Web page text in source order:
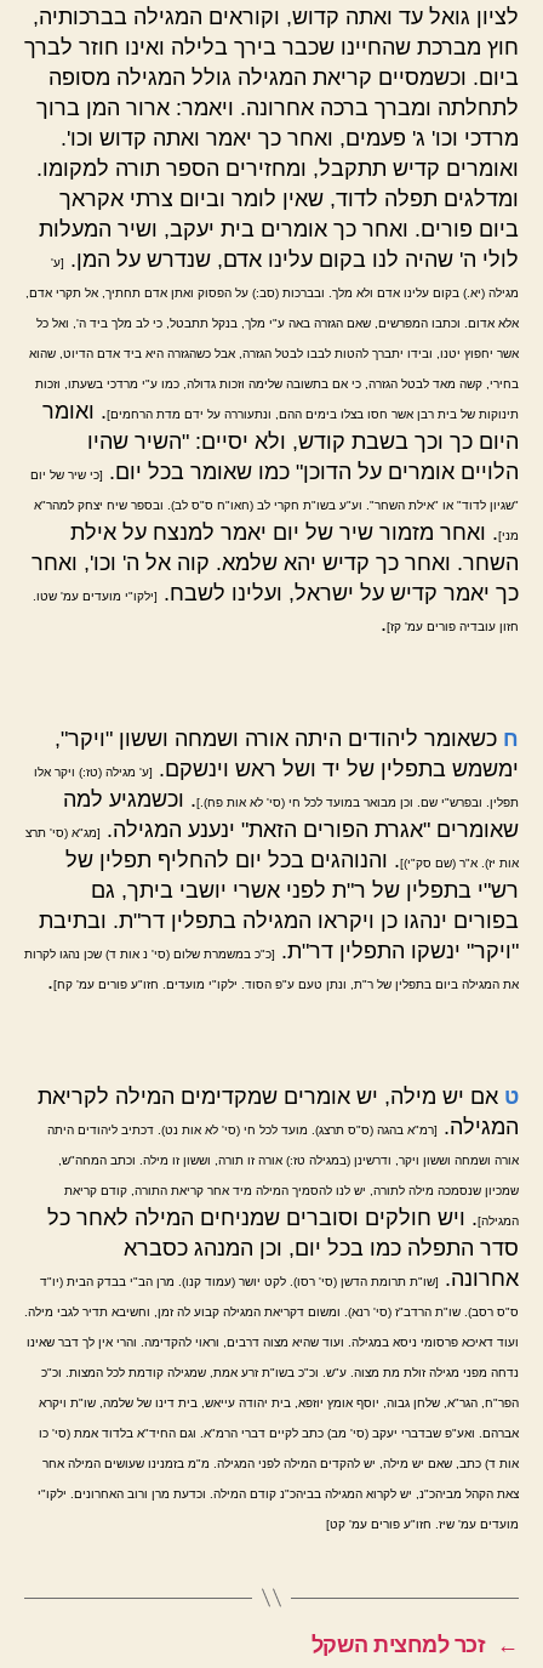
לציון גואל עד ואתה קדוש, וקוראים המגילה בברכותיה,
חוץ מברכת שהחיינו שכבר בירך בלילה ואינו חוזר לברך
ביום. וכשמסיים קריאת המגילה גולל המגילה מסופה
לתחלתה ומברך ברכה אחרונה. ויאמר: ארור המן ברוך
מרדכי וכו' ג' פעמים, ואחר כך יאמר ואתה קדוש וכו'.
ואומרים קדיש תתקבל, ומחזירים הספר תורה למקומו.
ומדלגים תפלה לדוד, שאין לומר וביום צרתי אקראך
ביום פורים. ואחר כך אומרים בית יעקב, ושיר המעלות
לולי ה' שהיה לנו בקום עלינו אדם, שנדרש על המן.
[ע'
מגילה (יא.) בקום עלינו אדם ולא מלך. ובברכות (סב:) על הפסוק ואתן אדם תחתיך, אל תקרי אדם,
אלא אדום. וכתבו המפרשים, שאם הגזרה באה ע"י מלך, בנקל תתבטל, כי לב מלך ביד ה', ואל כל
אשר יחפוץ יטנו, ובידו יתברך להטות לבבו לבטל הגזרה, אבל כשהגזרה היא ביד אדם הדיוט, שהוא
בחירי, קשה מאד לבטל הגזרה, כי אם בתשובה שלימה וזכות גדולה, כמו ע"י מרדכי בשעתו, וזכות
תינוקות של בית רבן אשר חסו בצלו בימים ההם, ונתעוררה על ידם מדת הרחמים]. ואומר
היום כך וכך בשבת קודש, ולא יסיים: "השיר שהיו
הלויים אומרים על הדוכן" כמו שאומר בכל יום.
[כי שיר של יום
"שגיון לדוד" או "אילת השחר". וע"ע בשו"ת חקרי לב (חאו"ח ס"ס לב). ובספר שיח יצחק למהר"א
מני]. ואחר מזמור שיר של יום יאמר למנצח על אילת
השחר. ואחר כך קדיש יהא שלמא. קוה אל ה' וכו', ואחר
כך יאמר קדיש על ישראל, ועלינו לשבח.
[ילקו"י מועדים עמ' שטו.
חזון עובדיה פורים עמ' קז].
ח כשאומר ליהודים היתה אורה ושמחה וששון "ויקר",
ימשמש בתפלין של יד ושל ראש וינשקם.
[ע' מגילה (טז:) ויקר אלו
תפלין. ובפרש"י שם. וכן מבואר במועד לכל חי (סי' לא אות פח).]. וכשמגיע למה
שאומרים "אגרת הפורים הזאת" ינענע המגילה.
[מג"א (סי' תרצ
אות יז). א"ר (שם סק"י)]. והנוהגים בכל יום להחליף תפלין של
רש"י בתפלין של ר"ת לפני אשרי יושבי ביתך, גם
בפורים ינהגו כן ויקראו המגילה בתפלין דר"ת. ובתיבת
"ויקר" ינשקו התפלין דר"ת.
[כ"כ במשמרת שלום (סי' נ אות ד) שכן נהגו לקרות
את המגילה ביום בתפלין של ר"ת, ונתן טעם ע"פ הסוד. ילקו"י מועדים. חזו"ע פורים עמ' קח].
ט אם יש מילה, יש אומרים שמקדימים המילה לקריאת
המגילה.
[רמ"א בהגה (ס"ס תרצג). מועד לכל חי (סי' לא אות נט). דכתיב ליהודים היתה
אורה ושמחה וששון ויקר, ודרשינן (במגילה טז:) אורה זו תורה, וששון זו מילה. וכתב המחה"ש,
שמכיון שנסמכה מילה לתורה, יש לנו להסמיך המילה מיד אחר קריאת התורה, קודם קריאת
המגילה]. ויש חולקים וסוברים שמניחים המילה לאחר כל
סדר התפלה כמו בכל יום, וכן המנהג כסברא
אחרונה.
[שו"ת תרומת הדשן (סי' רסו). לקט יושר (עמוד קנו). מרן הב"י בבדק הבית (יו"ד
ס"ס רסב). שו"ת הרדב"ז (סי' רנא). ומשום דקריאת המגילה קבוע לה זמן, וחשיבא תדיר לגבי מילה.
ועוד דאיכא פרסומי ניסא במגילה. ועוד שהיא מצוה דרבים, וראוי להקדימה. והרי אין לך דבר שאינו
נדחה מפני מגילה זולת מת מצוה. ע"ש. וכ"כ בשו"ת זרע אמת, שמגילה קודמת לכל המצות. וכ"כ
הפר"ח, הגר"א, שלחן גבוה, יוסף אומץ יוזפא, בית יהודה עייאש, בית דינו של שלמה, שו"ת ויקרא
אברהם. ואע"פ שבדברי יעקב (סי' מב) כתב לקיים דברי הרמ"א. וגם החיד"א בלדוד אמת (סי' כו
אות ד) כתב, שאם יש מילה, יש להקדים המילה לפני המגילה. מ"מ בזמנינו שעושים המילה אחר
צאת הקהל מביהכ"נ, יש לקרוא המגילה בביהכ"נ קודם המילה. וכדעת מרן ורוב האחרונים. ילקו"י
מועדים עמ' שיז. חזו"ע פורים עמ' קט]
←
זכר למחצית השקל